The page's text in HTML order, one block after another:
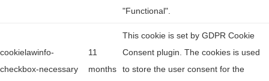
"Functional".
cookielawinfo-
checkbox-necessary
11
months
This cookie is set by GDPR Cookie
Consent plugin. The cookies is used
to store the user consent for the